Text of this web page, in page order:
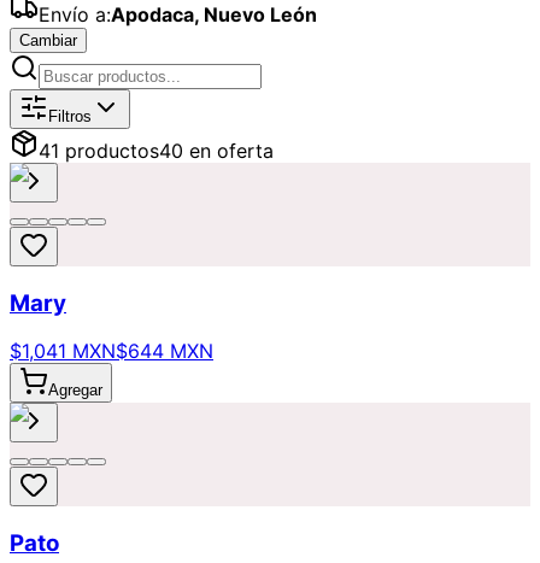
Envío a:Apodaca, Nuevo León
Cambiar
Catálogo deOfertas
Filtros
41 productos40 en oferta
Mary
$1,041 MXN$644 MXN
Agregar
Pato